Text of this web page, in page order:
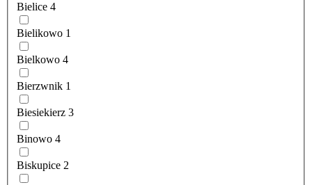
Bielice 4
Bielikowo 1
Bielkowo 4
Bierzwnik 1
Biesiekierz 3
Binowo 4
Biskupice 2